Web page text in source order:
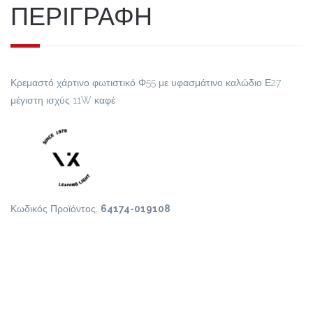
ΠΕΡΙΓΡΑΦΗ
Κρεμαστό χάρτινο φωτιστικό Φ55 με υφασμάτινο καλώδιο Ε27
μέγιστη ισχύς 11W καφέ
Κωδικός Προϊόντος: 64174-019108